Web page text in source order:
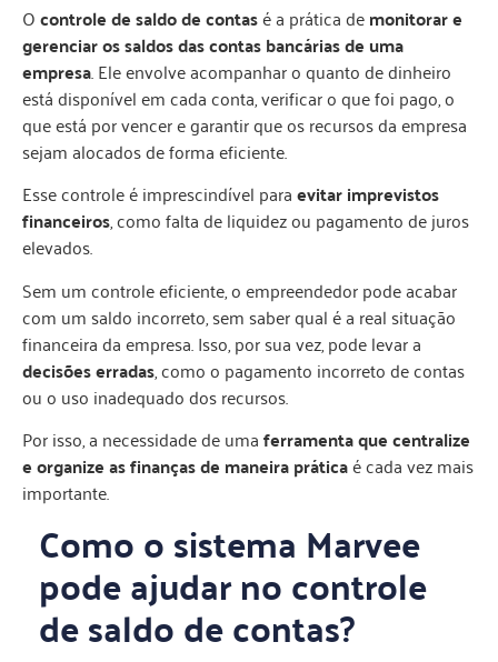
Ocontrole de saldo de contasé a prática demonitorar e
gerenciar os saldos das contas bancárias de uma
empresa. Ele envolve acompanhar o quanto de dinheiro
está disponível em cada conta, verificar o que foi pago, o
que está por vencer e garantir que os recursos da empresa
sejam alocados de forma eficiente.
Esse controle é imprescindível paraevitar imprevistos
financeiros, como falta de liquidez ou pagamento de juros
elevados.
Sem um controle eficiente, o empreendedor pode acabar
com um saldo incorreto, sem saber qual é a real situação
financeira da empresa. Isso, por sua vez, pode levar a
decisões erradas, como o pagamento incorreto de contas
ou o uso inadequado dos recursos.
Por isso, a necessidade de umaferramenta que centralize
e organize as finanças de maneira práticaé cada vez mais
importante.
Como o sistema Marvee
pode ajudar no controle
de saldo de contas?